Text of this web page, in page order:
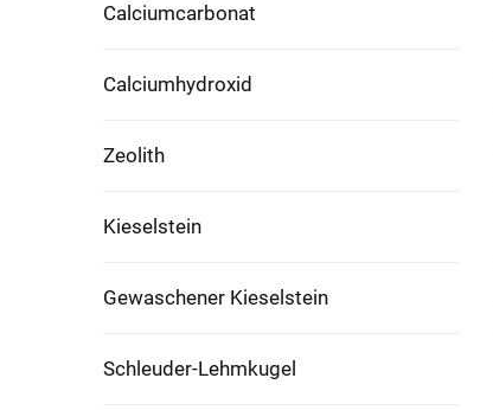
Calciumcarbonat
Calciumhydroxid
Zeolith
Kieselstein
Gewaschener Kieselstein
Schleuder-Lehmkugel